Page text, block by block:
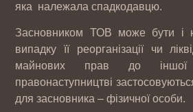
яка належала спадкодавцю.
Засновником ТОВ може бути і
випадку її реорганізації чи
майнових прав до
правонаступництві
для засновника – фізичної особи.